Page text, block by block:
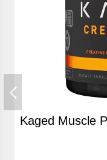
Csak egy tabletta,
Kaged Muscle